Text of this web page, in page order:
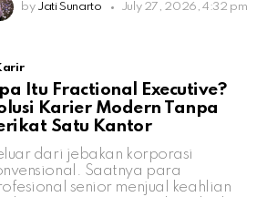
by Jati Sunarto July 27, 2026, 4:32 pm
Itu Fractional Executive?
Karier Modern Tanpa
Satu Kantor
dari jebakan korporasi
Saatnya para
senior menjual keahlian